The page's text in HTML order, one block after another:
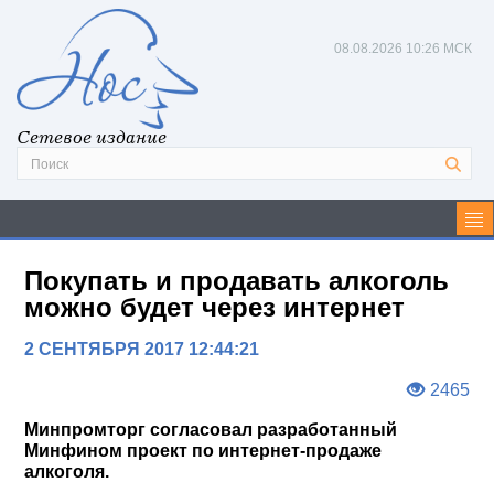
Сетевое издание
08.08.2026 10:26 МСК
Покупать и продавать алкоголь
можно будет через интернет
2 СЕНТЯБРЯ 2017 12:44:21
2465
Минпромторг согласовал разработанный
Минфином проект по интернет-продаже
алкоголя.